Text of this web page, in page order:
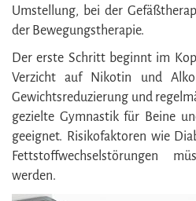
Umstellung, bei der
der Bewegungstherapie.
Der erste Schritt beginnt im
Verzicht auf Nikotin und
Gewichtsreduzierung und
gezielte Gymnastik für Beine
geeignet. Risikofaktoren wie
Fettstoffwechselstörungen
werden.